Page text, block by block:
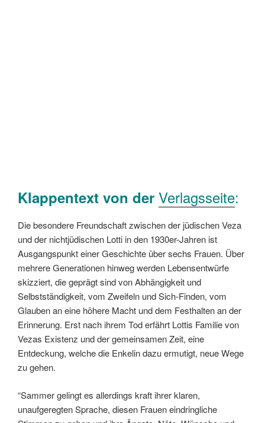
Klappentext von der Verlagsseite:
Die besondere Freundschaft zwischen der jüdischen Veza
und der nichtjüdischen Lotti in den 1930er-Jahren ist
Ausgangspunkt einer Geschichte über sechs Frauen. Über
mehrere Generationen hinweg werden Lebensentwürfe
skizziert, die geprägt sind von Abhängigkeit und
Selbstständigkeit, vom Zweifeln und Sich-Finden, vom
Glauben an eine höhere Macht und dem Festhalten an der
Erinnerung. Erst nach ihrem Tod erfährt Lottis Familie von
Vezas Existenz und der gemeinsamen Zeit, eine
Entdeckung, welche die Enkelin dazu ermutigt, neue Wege
zu gehen.
“Sammer gelingt es allerdings kraft ihrer klaren,
unaufgeregten Sprache, diesen Frauen eindringliche